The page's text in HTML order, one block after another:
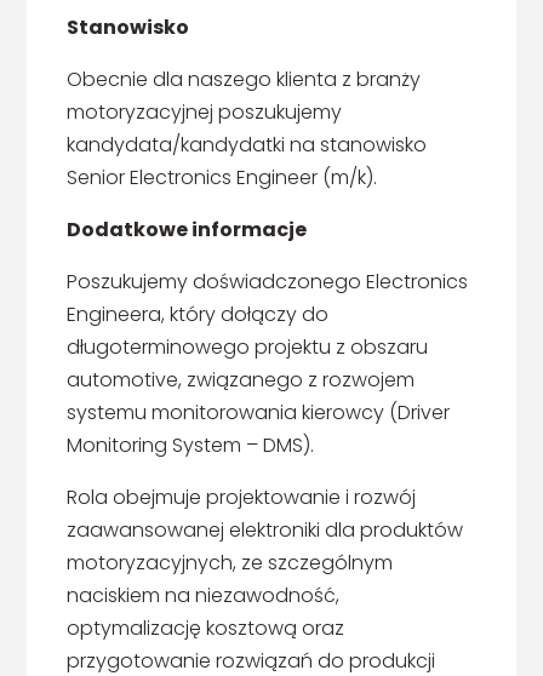
Stanowisko
Obecnie dla naszego klienta z branży
motoryzacyjnej poszukujemy
kandydata/kandydatki na stanowisko
Senior Electronics Engineer (m/k).
Dodatkowe informacje
Poszukujemy doświadczonego Electronics
Engineera, który dołączy do
długoterminowego projektu z obszaru
automotive, związanego z rozwojem
systemu monitorowania kierowcy (Driver
Monitoring System – DMS).
Rola obejmuje projektowanie i rozwój
zaawansowanej elektroniki dla produktów
motoryzacyjnych, ze szczególnym
naciskiem na niezawodność,
optymalizację kosztową oraz
przygotowanie rozwiązań do produkcji